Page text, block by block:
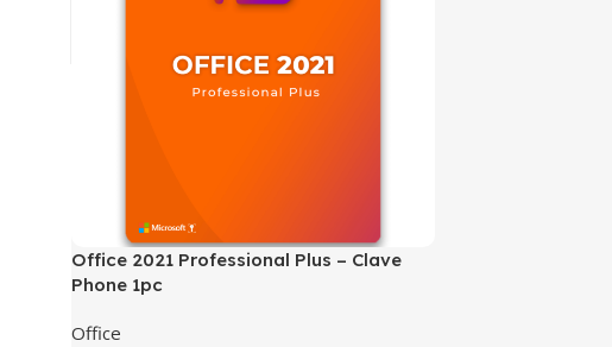
Office 2021 Professional Plus – Clave
Phone 1pc
Office